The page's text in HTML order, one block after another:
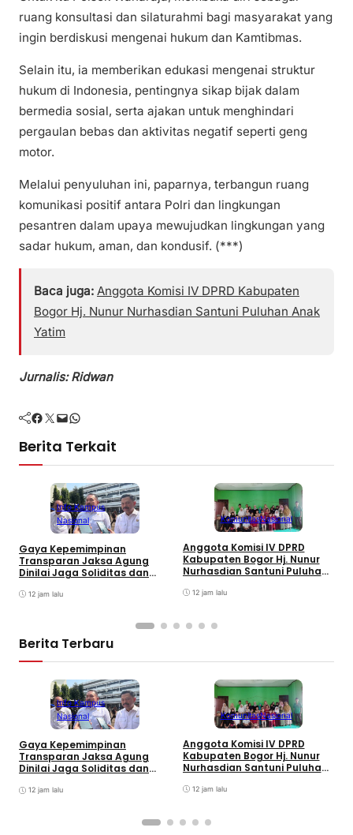
ruang konsultasi dan silaturahmi bagi masyarakat yang
ingin berdiskusi mengenai hukum dan Kamtibmas.
Selain itu, ia memberikan edukasi mengenai struktur
hukum di Indonesia, pentingnya sikap bijak dalam
bermedia sosial, serta ajakan untuk menghindari
pergaulan bebas dan aktivitas negatif seperti geng
motor.
Melalui penyuluhan ini, paparnya, terbangun ruang
komunikasi positif antara Polri dan lingkungan
pesantren dalam upaya mewujudkan lingkungan yang
sadar hukum, aman, dan kondusif. (***)
Baca juga: Anggota Komisi IV DPRD Kabupaten
Bogor Hj. Nunur Nurhasdian Santuni Puluhan Anak
Yatim
Jurnalis: Ridwan
Facebook Twitter Mail WhatsApp
Berita Terkait
Info Kampus
Nasional
Gaya Kepemimpinan
Transparan Jaksa Agung
Dinilai Jaga Soliditas dan
Adhyaksa
12 jam lalu
KomunitasNasional
Anggota Komisi IV DPRD
Kabupaten Bogor Hj. Nunur
Nurhasdian Santuni Puluhan
12 jam lalu
Berita Terbaru
Info Kampus
Nasional
Gaya Kepemimpinan
Transparan Jaksa Agung
Dinilai Jaga Soliditas dan
Adhyaksa
12 jam lalu
KomunitasNasional
Anggota Komisi IV DPRD
Kabupaten Bogor Hj. Nunur
Nurhasdian Santuni Puluhan
12 jam lalu